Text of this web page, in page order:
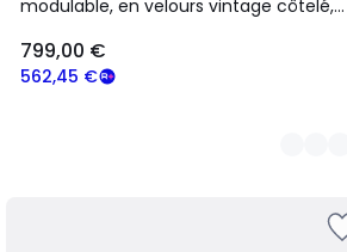
modulable, en velours vintage côtelé,
562,45 €
799,00 €